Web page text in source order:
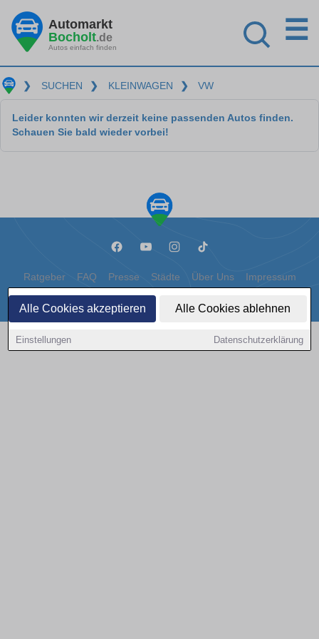
Alle Cookies akzeptieren Alle Cookies ablehnen
Einstellungen Datenschutzerklärung
Automarkt
Bocholt.de
Autos einfach finden
☰
❯ SUCHEN ❯ KLEINWAGEN ❯ VW
Leider konnten wir derzeit keine passenden Autos finden.
Schauen Sie bald wieder vorbei!
Ratgeber FAQ Presse Städte Über Uns Impressum
Datenschutz Cookies
Copyright © 2000 - 2026 | 1A Infosysteme GmbH | Content by: 1a-sites-autos